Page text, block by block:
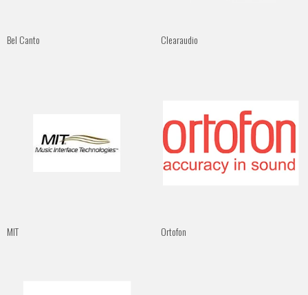
Bel Canto Clearaudio
MIT Ortofon